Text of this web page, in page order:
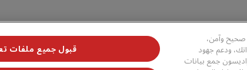
الحصول على أفضل
صحيح وآمن،
ودعم جهود
جمع بيانات
قبول جميع ملفات